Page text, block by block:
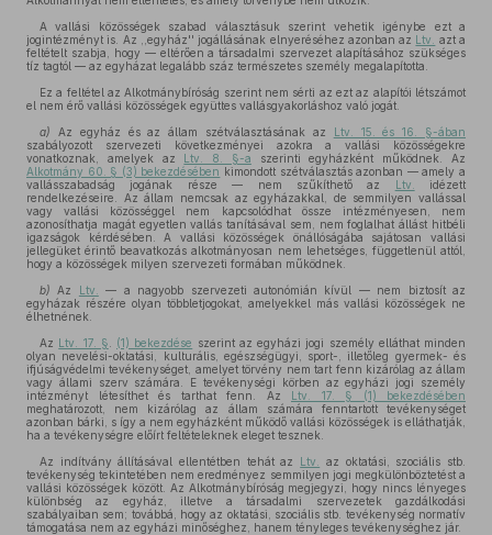
A vallási közösségek szabad választásuk szerint vehetik igénybe ezt a
jogintézményt is. Az ,,egyház'' jogállásának elnyeréséhez azonban az Ltv.
azt a
feltételt szabja, hogy — eltérően a társadalmi szervezet alapításához szükséges
tíz tagtól — az egyházat legalább száz természetes személy megalapította.
Ez a feltétel az Alkotmánybíróság szerint nem sérti az ezt az alapítói létszámot
el nem érő vallási közösségek együttes vallásgyakorláshoz való jogát.
a) Az egyház és az állam szétválasztásának az
Ltv. 15. és 16. §-ában
szabályozott szervezeti következményei azokra a vallási közösségekre
vonatkoznak, amelyek az Ltv. 8. §-a szerinti egyházként működnek. Az
Alkotmány 60. § (3) bekezdésében kimondott szétválasztás azonban — amely a
vallásszabadság jogának része — nem szűkíthető az
Ltv.
idézett
rendelkezéseire. Az állam nemcsak az egyházakkal, de semmilyen vallással
vagy vallási közösséggel nem kapcsolódhat össze intézményesen, nem
azonosíthatja magát egyetlen vallás tanításával sem, nem foglalhat állást hitbéli
igazságok kérdésében. A vallási közösségek önállóságába sajátosan vallási
jellegüket érintő beavatkozás alkotmányosan nem lehetséges, függetlenül attól,
hogy a közösségek milyen szervezeti formában működnek.
b) Az Ltv.
— a nagyobb szervezeti autonómián kívül — nem biztosít az
egyházak részére olyan többletjogokat, amelyekkel más vallási közösségek ne
élhetnének.
Az Ltv. 17. § (1) bekezdése szerint az egyházi jogi személy elláthat minden
olyan nevelési-oktatási, kulturális, egészségügyi, sport-, illetőleg gyermek- és
ifjúságvédelmi tevékenységet, amelyet törvény nem tart fenn kizárólag az állam
vagy állami szerv számára. E tevékenységi körben az egyházi jogi személy
intézményt létesíthet és tarthat fenn. Az Ltv. 17. § (1) bekezdésében
meghatározott, nem kizárólag az állam számára fenntartott tevékenységet
azonban bárki, s így a nem egyházként működő vallási közösségek is elláthatják,
ha a tevékenységre előírt feltételeknek eleget tesznek.
Az indítvány állításával ellentétben tehát az Ltv.
az oktatási, szociális stb.
tevékenység tekintetében nem eredményez semmilyen jogi megkülönböztetést a
vallási közösségek között. Az Alkotmánybíróság megjegyzi, hogy nincs lényeges
különbség az egyház, illetve a társadalmi szervezetek gazdálkodási
szabályaiban sem; továbbá, hogy az oktatási, szociális stb. tevékenység normatív
támogatása nem az egyházi minőséghez, hanem tényleges tevékenységhez jár.